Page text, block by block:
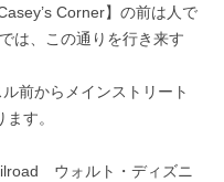
Corner】の前は人で
は、この通りを行き来す
前からメインストリート
す。
ウォルト・ディズニ